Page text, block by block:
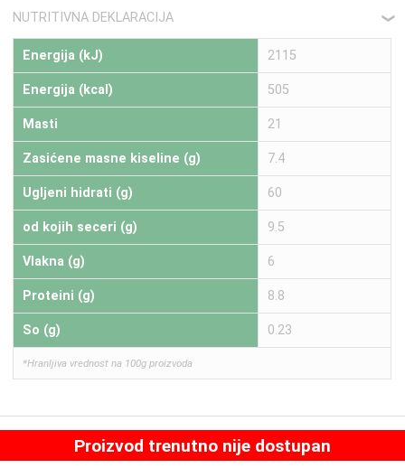
NUTRITIVNA DEKLARACIJA ❮
Energija (kJ) 2115
Energija (kcal) 505
Masti 21
Zasićene masne kiseline (g) 7.4
Ugljeni hidrati (g) 60
od kojih seceri (g) 9.5
Vlakna (g) 6
Proteini (g) 8.8
So (g) 0.23
*Hranljiva vrednost na 100g proizvoda
Proizvod trenutno nije dostupan